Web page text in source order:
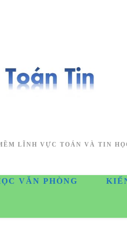
LĨNH VỰC TOÁN VÀ TIN
VĂN PHÒNG